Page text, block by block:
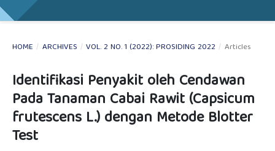
HOME / ARCHIVES / VOL. 2 NO. 1 (2022): PROSIDING 2022 / Articles
Identifikasi Penyakit oleh Cendawan
Pada Tanaman Cabai Rawit (Capsicum
frutescens L.) dengan Metode Blotter
Test